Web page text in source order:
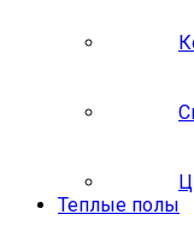
Теплые полы